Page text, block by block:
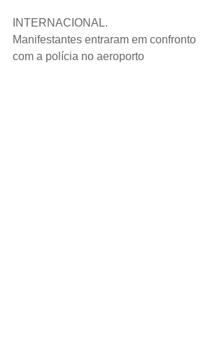
INTERNACIONAL.
Manifestantes entraram em confronto
com a polícia no aeroporto